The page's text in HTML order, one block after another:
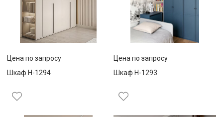
Цена по запросу
Шкаф Н-1294
Цена по запросу
Шкаф Н-1293